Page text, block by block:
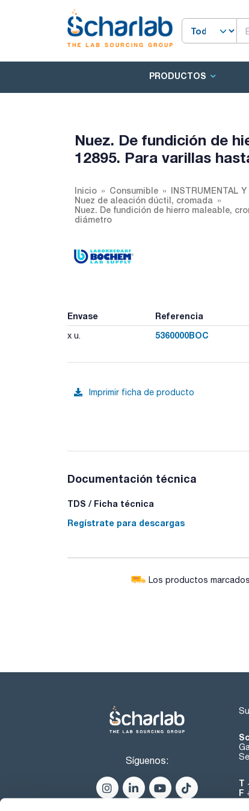
PRODUCTOS
Nuez. De fundición de
12895. Para varillas
Inicio Consumible
INSTRUMENTAL
Nuez de aleación dúctil, cromada
Nuez. De fundición de hierro maleable,
diámetro
Envase Referencia
x u. 5360000BOC
Imprimir ficha de producto
Documentación técnica
TDS / Ficha técnica
Regístrate para descargas
Los productos
Síguenos:
T
F